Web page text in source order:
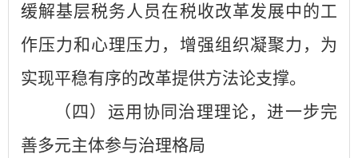
缓解基层税务人员在税收改革发展中的工
作压力和心理压力，增强组织凝聚力，为
实现平稳有序的改革提供方法论支撑。
（四）运用协同治理理论，进一步完
善多元主体参与治理格局